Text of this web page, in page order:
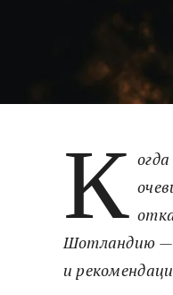
К
Шотландию —
и